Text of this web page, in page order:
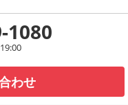
1080
わせ